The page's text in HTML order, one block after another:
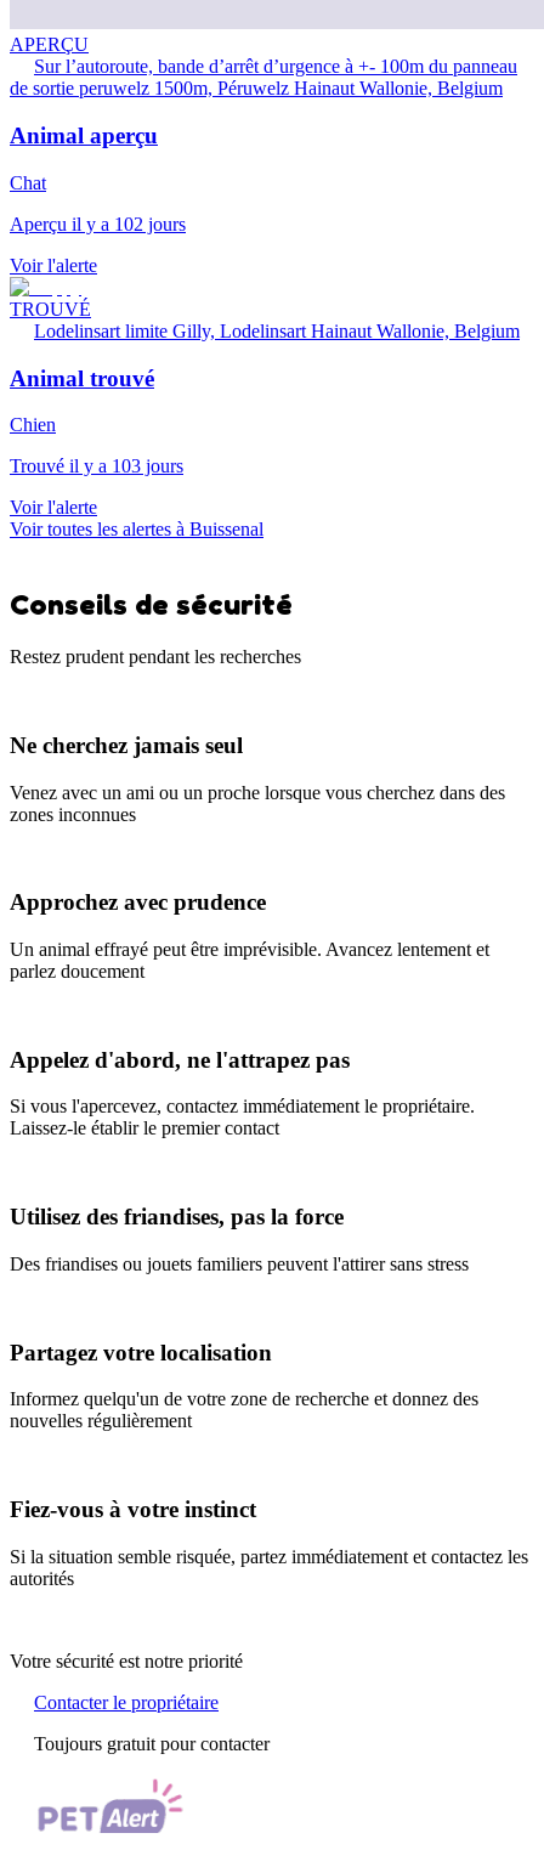
APERÇU
Sur l’autoroute, bande d’arrêt d’urgence à +- 100m du panneau
de sortie peruwelz 1500m, Péruwelz Hainaut Wallonie, Belgium
Animal aperçu
Chat
Aperçu il y a 102 jours
Voir l'alerte
TROUVÉ
Lodelinsart limite Gilly, Lodelinsart Hainaut Wallonie, Belgium
Animal trouvé
Chien
Trouvé il y a 103 jours
Voir l'alerte
Voir toutes les alertes à Buissenal
Conseils de sécurité
Restez prudent pendant les recherches
Ne cherchez jamais seul
Venez avec un ami ou un proche lorsque vous cherchez dans des
zones inconnues
Approchez avec prudence
Un animal effrayé peut être imprévisible. Avancez lentement et
parlez doucement
Appelez d'abord, ne l'attrapez pas
Si vous l'apercevez, contactez immédiatement le propriétaire.
Laissez-le établir le premier contact
Utilisez des friandises, pas la force
Des friandises ou jouets familiers peuvent l'attirer sans stress
Partagez votre localisation
Informez quelqu'un de votre zone de recherche et donnez des
nouvelles régulièrement
Fiez-vous à votre instinct
Si la situation semble risquée, partez immédiatement et contactez les
autorités
Votre sécurité est notre priorité
Contacter le propriétaire
Toujours gratuit pour contacter